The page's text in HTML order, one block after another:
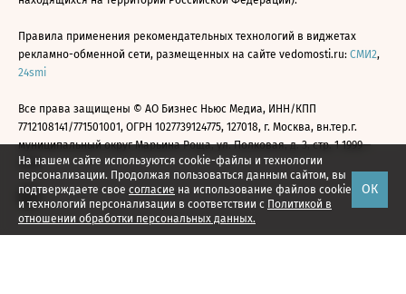
На нашем сайте используются cookie-файлы и технологии
персонализации. Продолжая пользоваться данным сайтом, вы
подтверждаете свое согласие на использование файлов cookie
и технологий персонализации в соответствии с Политикой в
отношении обработки персональных данных.
ОК
Правила применения рекомендательных технологий в виджетах
рекламно-обменной сети, размещенных на сайте vedomosti.ru: СМИ2,
24smi
Все права защищены © АО Бизнес Ньюс Медиа, ИНН/КПП
7712108141/771501001, ОГРН 1027739124775, 127018, г. Москва, вн.тер.г.
муниципальный округ Марьина Роща, ул. Полковая, д. 3, стр. 1 1999—
2026